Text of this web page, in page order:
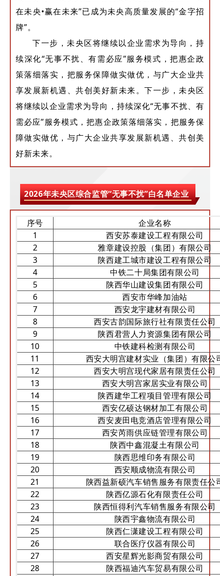
在未央•赢在未来”已成为未央高质量发展的“金字招
牌”。
下一步，未央区将继续以企业需求为导向，持
续深化“无事不扰、有需必应”服务模式，把惠企政
策落细落实，把服务保障做实做优，与广大企业共
享发展新机遇、共创美好新未来。下一步，未央区
将继续以企业需求为导向，持续深化“无事不扰、有
需必应”服务模式，把惠企政策落细落实，把服务保
障做实做优，与广大企业共享发展新机遇、共创美
好新未来。
2026年未央区综合监管“无事不扰”白名单企业
序号
企业名称
1
西安苏泰建设工程有限公司
2
雅章建设控股（集团）有限公司
3
陕西建工城市建设工程有限公司
4
中铁二十局集团有限公司
5
陕西华山建设集团有限公司
6
西安市华峰加油站
7
西安龙宇建材有限公司
8
西安古韵国际旅行社有限责任公司
9
陕西君营人力资源集团有限公司
10
中铁建科检测有限公司
11
西安大明宫建材实业（集团）有限公
12
西安大明宫现代家居有限责任公司
13
西安大明宫家居实业有限公司
14
陕西建华工程项目管理有限公司
15
西安亿硕达钢材加工有限公司
16
西安麦田电竞酒店管理有限公司
17
西安芮雨供应链管理有限公司
18
陕西中鑫混凝土有限公司
19
陕西思维印务有限公司
20
西安顺成物流有限公司
21
陕西益新硕汽车销售服务有限责任公
22
陕西亿源石化有限责任公司
23
陕西恒得利汽车销售服务有限公司
24
陕西宇鑫物流有限公司
25
陕西仁潇建设工程有限公司
26
联合医疗仪器有限公司
27
西安星辉光影商贸有限公司
28
陕西福迪汽车贸易有限公司